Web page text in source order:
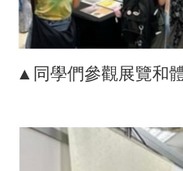
▲同學們參觀展覽和